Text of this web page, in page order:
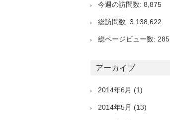
今週の訪問数: 8,875
総訪問数: 3,138,622
総ページビュー数: 285
アーカイブ
2014年6月 (1)
2014年5月 (13)